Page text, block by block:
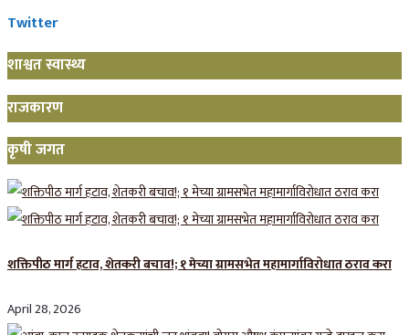
Twitter
शाश्वत स्वास्थ्य
राजकारण
कृषी जगत
शक्तिपीठ मार्ग हटाव, शेतकरी बचाव!; १ मेच्या ग्रामसभेत महामार्गाविरोधात ठराव करा
April 28, 2026